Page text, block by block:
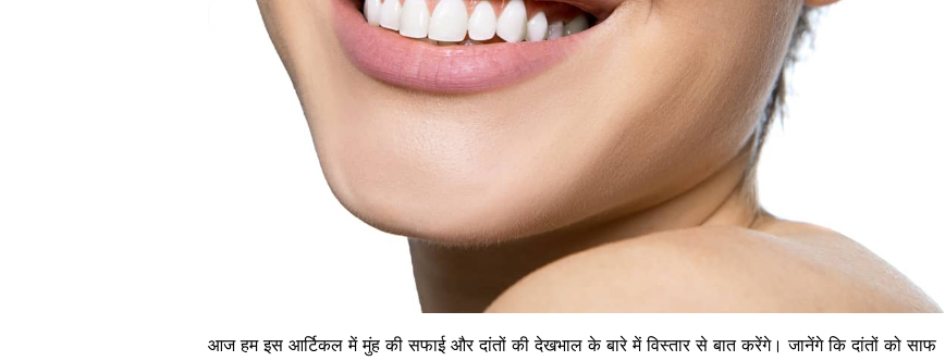
आज हम इस आर्टिकल में मुंह की सफाई और दांतों की देखभाल के बारे में विस्तार से बात करेंगे। जानेंगे कि दांतों को साफ